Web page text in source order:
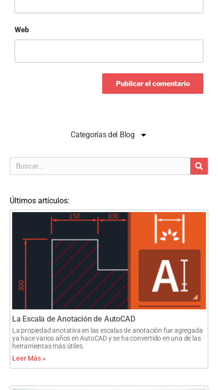
Web
Categorías del Blog
Últimos artículos:
La Escala de Anotación de AutoCAD
La propiedad anotativa en las escalas de anotación fue agregada
ya hace varios años en AutoCAD y se ha convertido en una de las
herramientas más útiles.
Leer Más »